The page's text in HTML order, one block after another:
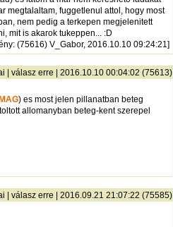
megtalaltam, fuggetlenul attol, hogy most
nem pedig a terkepen megjelenitett
mit is akarok tukeppen... :D
: (75616) V_Gabor, 2016.10.10 09:24:21]
válasz erre | 2016.10.10 00:04:02 (75613)
) es most jelen pillanatban beteg
allomanyban beteg-kent szerepel
válasz erre | 2016.09.21 21:07:22 (75585)